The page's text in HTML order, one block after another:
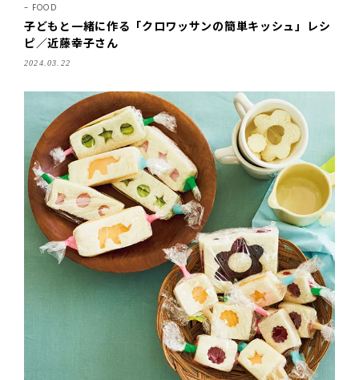
FOOD
子どもと一緒に作る「クロワッサンの簡単キッシュ」レシ
ピ／近藤幸子さん
2024.03.22